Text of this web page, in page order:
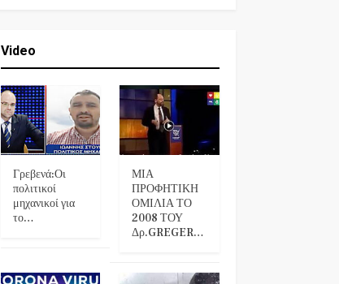
Video
Γρεβενά:Οι
πολιτικοί
μηχανικοί για
το…
ΜΙΑ
ΠΡΟΦΗΤΙΚΗ
ΟΜΙΛΙΑ ΤΟ
2008 ΤΟΥ
Δρ.GREGER…